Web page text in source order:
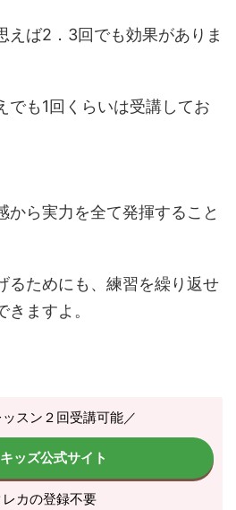
えば2．3回でも効果がありま
でも1回くらいは受講してお
から実力を全て発揮すること
るためにも、練習を繰り返せ
ますよ。
スン２回受講可能／
ッズ公式サイト
レカの登録不要